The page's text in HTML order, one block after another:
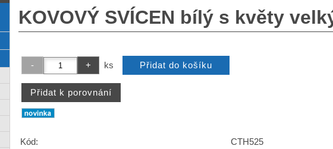
KOVOVÝ SVÍCEN bílý s květy
ks
Kód:
CTH525